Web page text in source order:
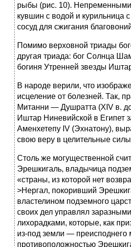
рыбы (рис. 10).
кувшин с водой и курильница
сосуд для сжигания
Помимо верховной триады
другая триада: бог Солнца
богиня Утренней звезды
В народе верили, что
исцеление от болезней. Так,
Митанни — Душратта (XIV в.
Иштар Ниневийской в Египет
Аменхетепу IV (Эхнатону),
свою веру в целительные
Столь же могущественной
Эрешкигаль, владычица
«страны, из которой нет
>Нергал, покоривший
властелином подземного
своих дел управлял
лихорадками, которые, как
из-под земли —
противоположностью